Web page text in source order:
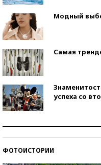
Модный
Самая
успеха со
ФОТОИСТОРИИ